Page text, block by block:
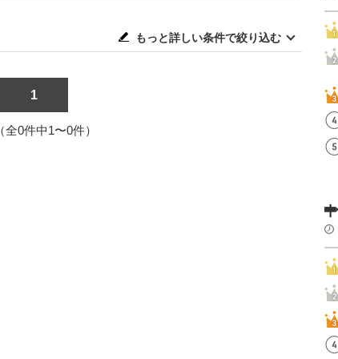
もっと詳しい条件で絞り込む
1
全0件中1〜0件）